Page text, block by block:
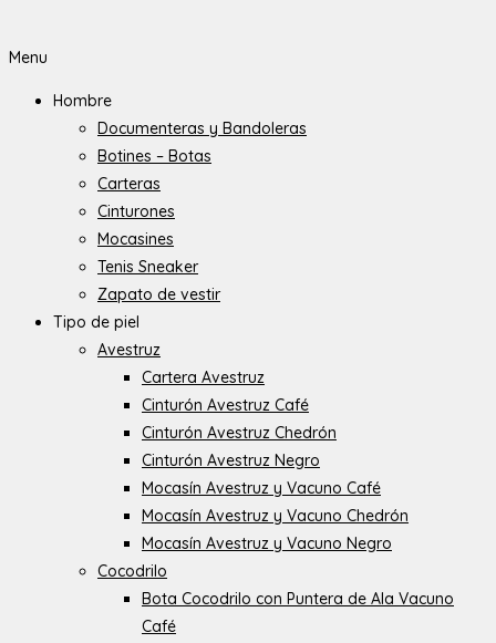
Menu
Hombre
Documenteras y Bandoleras
Botines – Botas
Carteras
Cinturones
Mocasines
Tenis Sneaker
Zapato de vestir
Tipo de piel
Avestruz
Cartera Avestruz
Cinturón Avestruz Café
Cinturón Avestruz Chedrón
Cinturón Avestruz Negro
Mocasín Avestruz y Vacuno Café
Mocasín Avestruz y Vacuno Chedrón
Mocasín Avestruz y Vacuno Negro
Cocodrilo
Bota Cocodrilo con Puntera de Ala Vacuno
Café